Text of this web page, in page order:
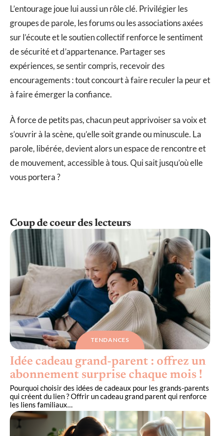
L’entourage joue lui aussi un rôle clé. Privilégier les
groupes de parole, les forums ou les associations axées
sur l’écoute et le soutien collectif renforce le sentiment
de sécurité et d’appartenance. Partager ses
expériences, se sentir compris, recevoir des
encouragements : tout concourt à faire reculer la peur et
à faire émerger la confiance.
À force de petits pas, chacun peut apprivoiser sa voix et
s’ouvrir à la scène, qu’elle soit grande ou minuscule. La
parole, libérée, devient alors un espace de rencontre et
de mouvement, accessible à tous. Qui sait jusqu’où elle
vous portera ?
Coup de coeur des lecteurs
TENDANCES
Idée cadeau grand-parent : offrez un
abonnement surprise chaque mois !
Pourquoi choisir des idées de cadeaux pour les grands-parents
qui créent du lien ? Offrir un cadeau grand parent qui renforce
les liens familiaux…